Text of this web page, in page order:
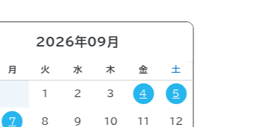
販売会 展示会 イベント
2026年09月
月 火 水 木 金 土
1 2 3 4 5
7 8 9 10 11 12